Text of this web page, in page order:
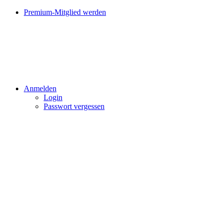
Premium-Mitglied werden
Anmelden
Login
Passwort vergessen